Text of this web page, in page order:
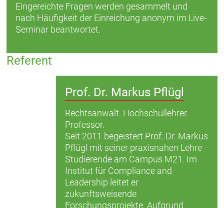
Eingereichte Fragen werden gesammelt und
nach Häufigkeit der Einreichung anonym im Live-
Seminar beantwortet.
Referent
Prof. Dr. Markus Pflügl
Rechtsanwalt. Hochschullehrer.
Professor.
Seit 2011 begeistert Prof. Dr. Markus
Pflügl mit seiner praxisnahen Lehre
Studierende am Campus M21. Im
Institut für Compliance and
Leadership leitet er
zukunftsweisende
Forschungsprojekte. Aufgrund